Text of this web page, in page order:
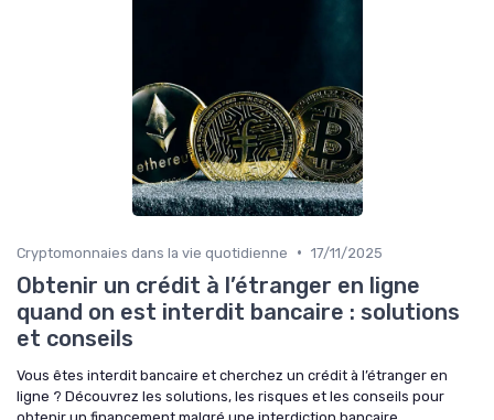
Cryptomonnaies dans la vie quotidienne • 17/11/2025
Obtenir un crédit à l’étranger en ligne
quand on est interdit bancaire : solutions
et conseils
Vous êtes interdit bancaire et cherchez un crédit à l’étranger en
ligne ? Découvrez les solutions, les risques et les conseils pour